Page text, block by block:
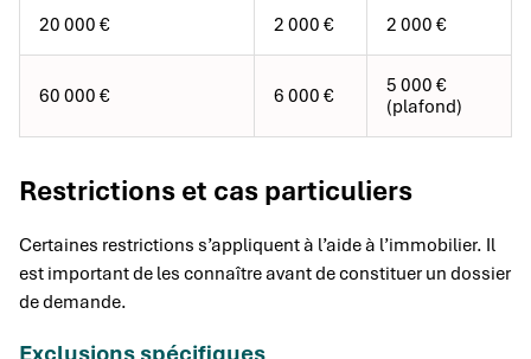
20 000 € 2 000 € 2 000 €
60 000 € 6 000 €
5 000 €
(plafond)
Restrictions et cas particuliers
Certaines restrictions s’appliquent à l’aide à l’immobilier. Il
est important de les connaître avant de constituer un dossier
de demande.